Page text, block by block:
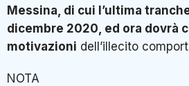
Messina, di cui l’ultima
dicembre 2020, ed ora dovrà
motivazioni dell’illecito
NOTA